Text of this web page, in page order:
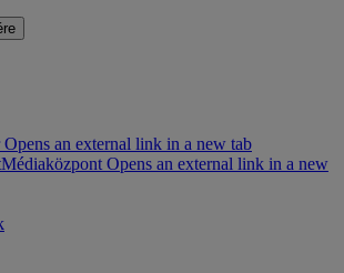
an external link in a new tab
Médiaközpont Opens an external link in a new